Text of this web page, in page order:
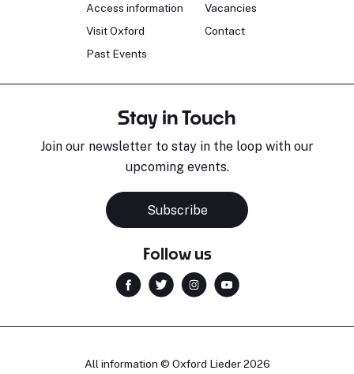
Access information
Visit Oxford
Past Events
Vacancies
Contact
Stay in Touch
Join our newsletter to stay in the loop with our
upcoming events.
Subscribe
Follow us
All information © Oxford Lieder 2026